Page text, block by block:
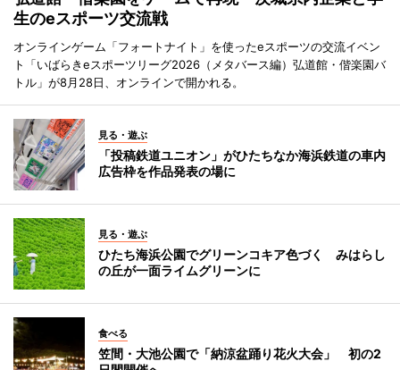
生のeスポーツ交流戦
オンラインゲーム「フォートナイト」を使ったeスポーツの交流イベン
ト「いばらきeスポーツリーグ2026（メタバース編）弘道館・偕楽園バ
トル」が8月28日、オンラインで開かれる。
見る・遊ぶ
「投稿鉄道ユニオン」がひたちなか海浜鉄道の車内
広告枠を作品発表の場に
見る・遊ぶ
ひたち海浜公園でグリーンコキア色づく みはらし
の丘が一面ライムグリーンに
食べる
笠間・大池公園で「納涼盆踊り花火大会」 初の2